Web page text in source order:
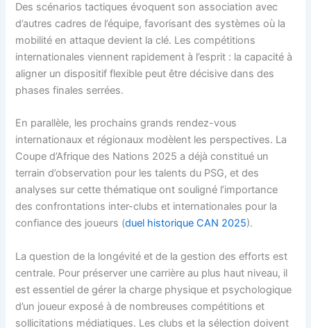
Des scénarios tactiques évoquent son association avec
d’autres cadres de l’équipe, favorisant des systèmes où la
mobilité en attaque devient la clé. Les compétitions
internationales viennent rapidement à l’esprit : la capacité à
aligner un dispositif flexible peut être décisive dans des
phases finales serrées.
En parallèle, les prochains grands rendez-vous
internationaux et régionaux modèlent les perspectives. La
Coupe d’Afrique des Nations 2025 a déjà constitué un
terrain d’observation pour les talents du PSG, et des
analyses sur cette thématique ont souligné l’importance
des confrontations inter-clubs et internationales pour la
confiance des joueurs (duel historique CAN 2025).
La question de la longévité et de la gestion des efforts est
centrale. Pour préserver une carrière au plus haut niveau, il
est essentiel de gérer la charge physique et psychologique
d’un joueur exposé à de nombreuses compétitions et
sollicitations médiatiques. Les clubs et la sélection doivent